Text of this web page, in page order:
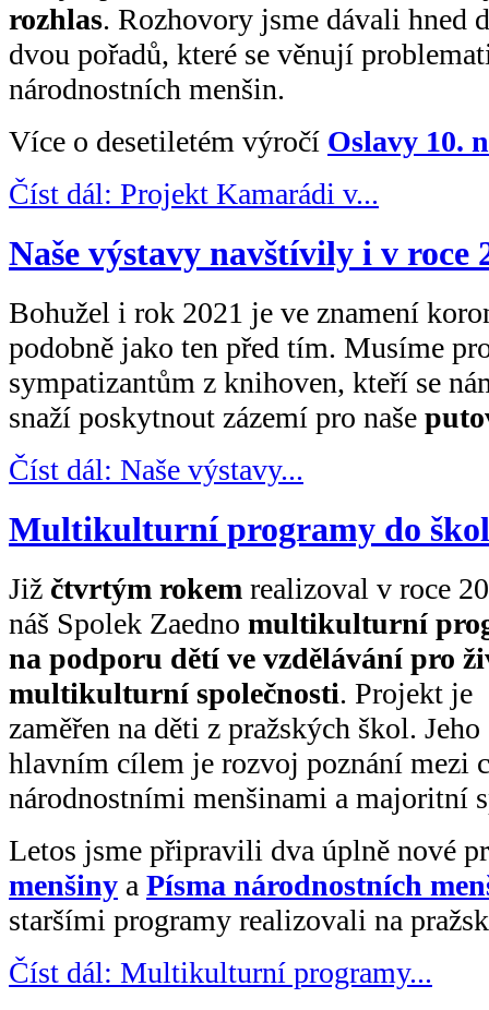
rozhlas. Rozhovory jsme dávali hned
dvou pořadů, které se věnují
národnostních menšin.
Více o desetiletém výročí Oslavy 10.
Číst dál: Projekt Kamarádi v...
Naše výstavy navštívily i v roce
Bohužel i rok 2021 je ve znamení
podobně jako ten před tím. Musíme
sympatizantům z knihoven, kteří se
snaží poskytnout zázemí pro naše
Číst dál: Naše výstavy...
Multikulturní programy do
Již čtvrtým rokem realizoval v roce
náš Spolek Zaedno multikulturní
na podporu dětí ve vzdělávání pro
multikulturní společnosti. Projekt je
zaměřen na děti z pražských škol. Jeho
hlavním cílem je rozvoj poznání mezi
národnostními menšinami a majoritní
Letos jsme připravili dva úplně nové
menšiny a Písma národnostních
staršími programy realizovali na
Číst dál: Multikulturní programy...